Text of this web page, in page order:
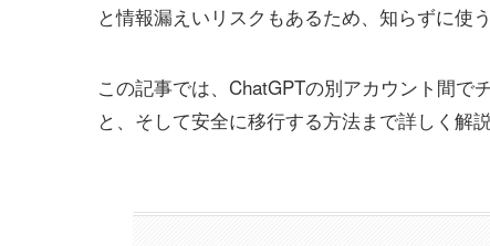
と情報漏えいリスクもあるため、知らずに使
この記事では、ChatGPTの別アカウント間で
と、そして安全に移行する方法まで詳しく解説